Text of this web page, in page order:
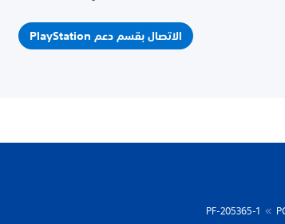
الاتصال بقسم دعم PlayStation
PF-205365-1